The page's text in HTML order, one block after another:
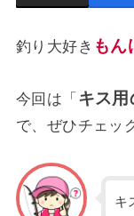
釣り大好き もん
今回は「 キス用
で、ぜひチェッ
キ